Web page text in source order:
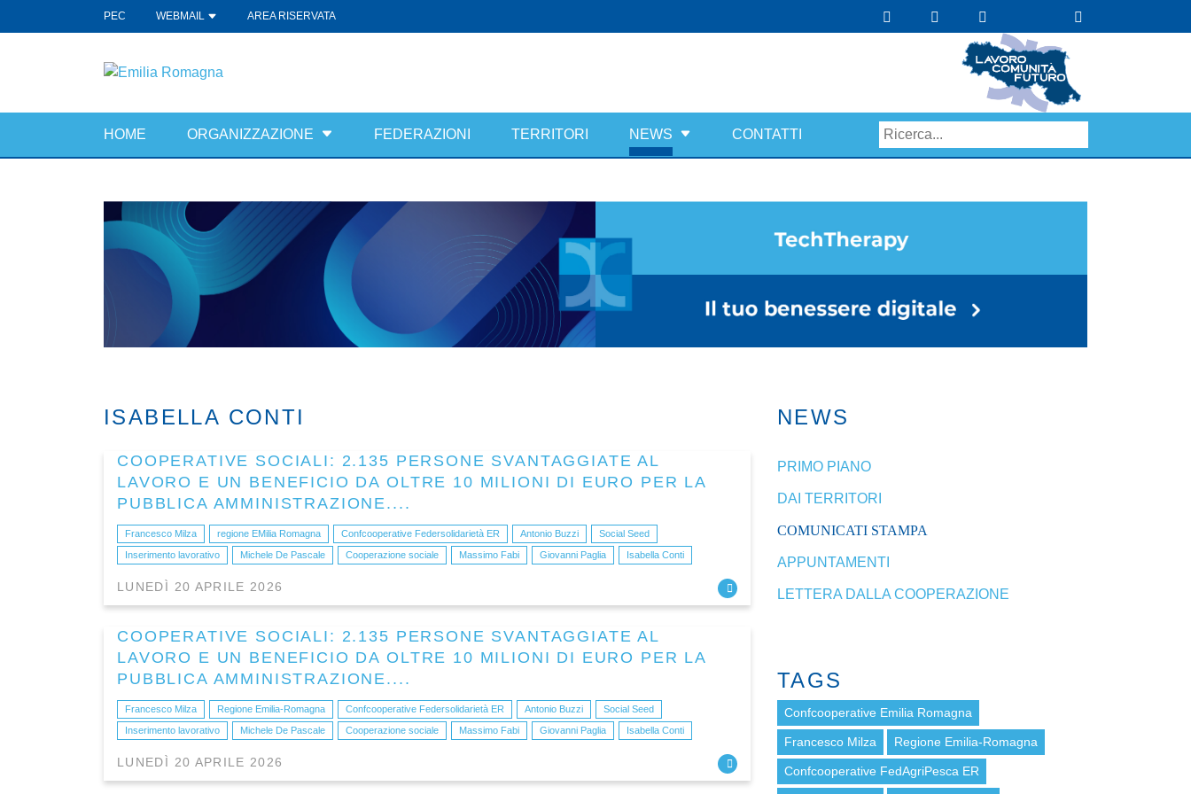
PEC WEBMAIL AREA RISERVATA
HOME ORGANIZZAZIONE FEDERAZIONI TERRITORI NEWS CONTATTI
ISABELLA CONTI
COOPERATIVE SOCIALI: 2.135 PERSONE SVANTAGGIATE AL
LAVORO E UN BENEFICIO DA OLTRE 10 MILIONI DI EURO PER LA
PUBBLICA AMMINISTRAZIONE....
Francesco Milza regione EMilia Romagna Confcooperative Federsolidarietà ER Antonio Buzzi
Social Seed
Inserimento lavorativo
Michele De Pascale Cooperazione sociale Massimo Fabi Giovanni Paglia Isabella Conti
LUNEDÌ 20 APRILE 2026
COOPERATIVE SOCIALI: 2.135 PERSONE SVANTAGGIATE AL
LAVORO E UN BENEFICIO DA OLTRE 10 MILIONI DI EURO PER LA
PUBBLICA AMMINISTRAZIONE....
Francesco Milza Regione Emilia-Romagna Confcooperative Federsolidarietà ER Antonio Buzzi
Social Seed
Inserimento lavorativo
Michele De Pascale Cooperazione sociale Massimo Fabi Giovanni Paglia Isabella Conti
LUNEDÌ 20 APRILE 2026
NEWS
PRIMO PIANO
DAI TERRITORI
COMUNICATI STAMPA
APPUNTAMENTI
LETTERA DALLA COOPERAZIONE
TAGS
Confcooperative Emilia Romagna
Francesco Milza Regione Emilia-Romagna
Confcooperative FedAgriPesca ER